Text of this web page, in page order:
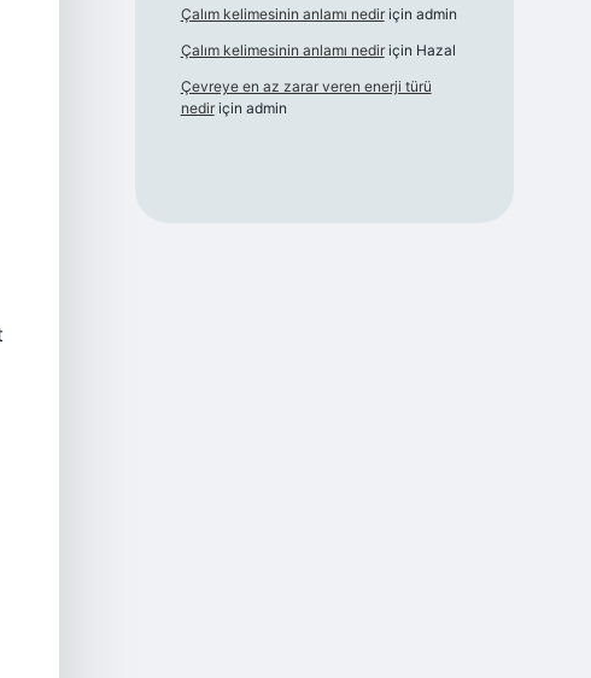
Çalım kelimesinin anlamı nediriçin admin
Çalım kelimesinin anlamı nediriçin Hazal
Çevreye en az zarar veren enerji türü
nediriçin admin